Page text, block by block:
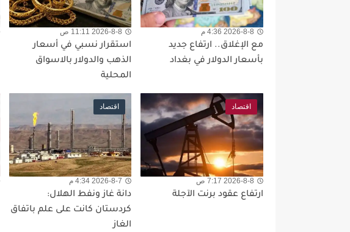
2026-8-8 4:36 م
مع الإغلاق.. ارتفاع جديد
بأسعار الدولار في بغداد
2026-8-8 11:11 ص
استقرار نسبي في أسعار
الذهب والدولار بالاسواق
المحلية
اقتصاد
2026-8-8 7:17 ص
ارتفاع عقود برنت الآجلة
اقتصاد
2026-8-7 4:34 م
دانة غاز ونفط الهلال:
كردستان كانت على علم باتفاق
الغاز